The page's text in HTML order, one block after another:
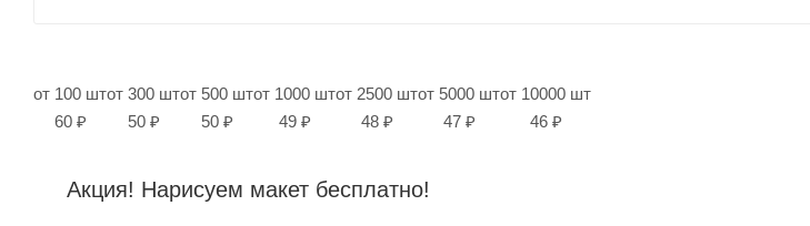
от 100 шт
60 ₽
от 300 шт
50 ₽
от 500 шт
50 ₽
от 1000 шт
49 ₽
от 2500 шт
48 ₽
от 5000 шт
47 ₽
от 10000 шт
46 ₽
Акция! Нарисуем макет бесплатно!